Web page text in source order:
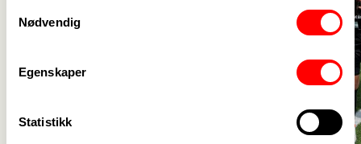
Nødvendig
Egenskaper
Statistikk